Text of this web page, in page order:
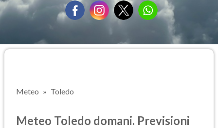
Meteo Toledo
Meteo Toledo domani. Previsioni